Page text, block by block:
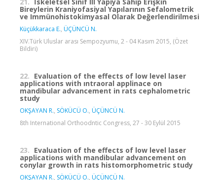
Bireylerin Kraniyofasiyal Yapılarının Sefalometrik
ve Immünohistokimyasal Olarak Değerlendirilmesi
Küçükkaraca E., ÜÇÜNCÜ N.
XIV.Türk Uluslar arası Sempozyumu, 2 - 04 Kasım 2015, (Özet
Bildiri)
22. Evaluation of the effects of low level laser
applications with ıntraoral applinace on
mandibular advancement in rats cephalometric
study
OKŞAYAN R., SÖKÜCÜ O., ÜÇÜNCÜ N.
8th International Orthoodntic Congress, 27 - 30 Eylül 2015
23. Evaluation of the effects of low level laser
applications with mandibular advancement on
conylar growth in rats histomorphometric study
OKŞAYAN R., SÖKÜCÜ O., ÜÇÜNCÜ N.